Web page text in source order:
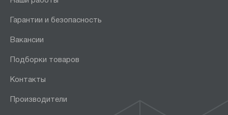
Гарантии и безопасность
Вакансии
Подборки товаров
Контакты
Производители